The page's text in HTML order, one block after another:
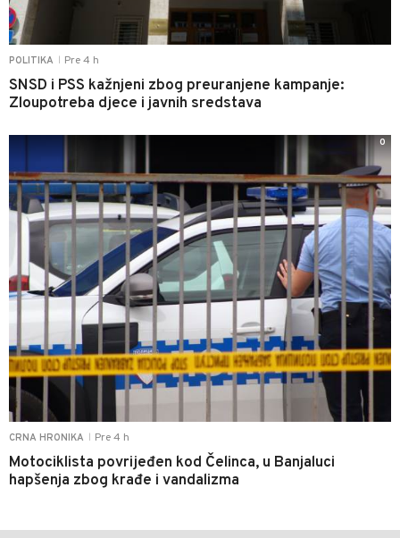
POLITIKA Pre 4 h
SNSD i PSS kažnjeni zbog preuranjene kampanje:
Zloupotreba djece i javnih sredstava
CRNA HRONIKA Pre 4 h
Motociklista povrijeđen kod Čelinca, u Banjaluci
hapšenja zbog krađe i vandalizma
0